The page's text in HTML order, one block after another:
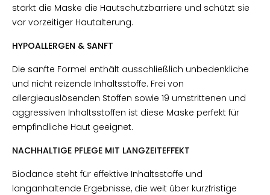
stärkt die Maske die Hautschutzbarriere und schützt sie
vor vorzeitiger Hautalterung.
HYPOALLERGEN & SANFT
Die sanfte Formel enthält ausschließlich unbedenkliche
und nicht reizende Inhaltsstoffe. Frei von
allergieauslösenden Stoffen sowie 19 umstrittenen und
aggressiven Inhaltsstoffen ist diese Maske perfekt für
empfindliche Haut geeignet.
NACHHALTIGE PFLEGE MIT LANGZEITEFFEKT
Biodance steht für effektive Inhaltsstoffe und
langanhaltende Ergebnisse, die weit über kurzfristige